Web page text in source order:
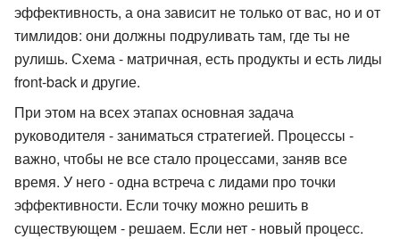
эффективность, а она зависит не только от вас, но и от
тимлидов: они должны подруливать там, где ты не
рулишь. Схема - матричная, есть продукты и есть лиды
front-back и другие.
При этом на всех этапах основная задача
руководителя - заниматься стратегией. Процессы -
важно, чтобы не все стало процессами, заняв все
время. У него - одна встреча с лидами про точки
эффективности. Если точку можно решить в
существующем - решаем. Если нет - новый процесс.